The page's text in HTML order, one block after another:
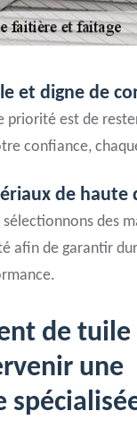
et digne de
priorité est de
confiance,
de haute
sélectionnons des
afin de garantir
de
une